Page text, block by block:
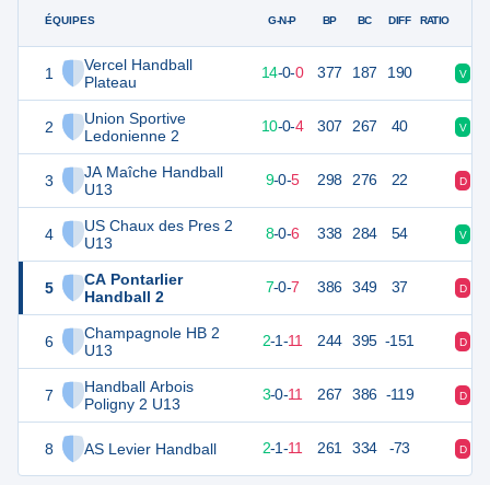
ÉQUIPES
1
Vercel Handball
Plateau
2
Union Sportive
Ledonienne 2
3
JA Maîche Handball
U13
4
US Chaux des Pres 2
U13
5
CA Pontarlier
Handball 2
6
Champagnole HB 2
U13
7
Handball Arbois
Poligny 2 U13
8 AS Levier Handball
G-N-P BP BC DIFF RATIO
42 14-0-0 377 187 190 V
10-0-4 307 267 40 V
31 9-0-5 298 276 22 D
30 14 8-0-6 338 284 54 V
7-0-7 386 349 37 D
19 2-1-11 244 395 -151 D
19 3-0-11 267 386 -119 D
19 2-1-11 261 334 -73 D